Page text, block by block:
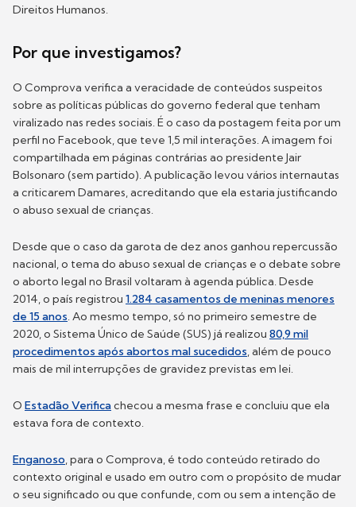
Direitos Humanos.
Por que investigamos?
O Comprova verifica a veracidade de conteúdos suspeitos
sobre as políticas públicas do governo federal que tenham
viralizado nas redes sociais. É o caso da postagem feita por um
perfil no Facebook, que teve 1,5 mil interações. A imagem foi
compartilhada em páginas contrárias ao presidente Jair
Bolsonaro (sem partido). A publicação levou vários internautas
a criticarem Damares, acreditando que ela estaria justificando
o abuso sexual de crianças.
Desde que o caso da garota de dez anos ganhou repercussão
nacional, o tema do abuso sexual de crianças e o debate sobre
o aborto legal no Brasil voltaram à agenda pública. Desde
2014, o país registrou 1.284 casamentos de meninas menores
de 15 anos . Ao mesmo tempo, só no primeiro semestre de
2020, o Sistema Único de Saúde (SUS) já realizou 80,9 mil
procedimentos após abortos mal sucedidos , além de pouco
mais de mil interrupções de gravidez previstas em lei.
O Estadão Verificachecou a mesma frase e concluiu que ela
estava fora de contexto.
Enganoso , para o Comprova, é todo conteúdo retirado do
contexto original e usado em outro com o propósito de mudar
o seu significado ou que confunde, com ou sem a intenção de